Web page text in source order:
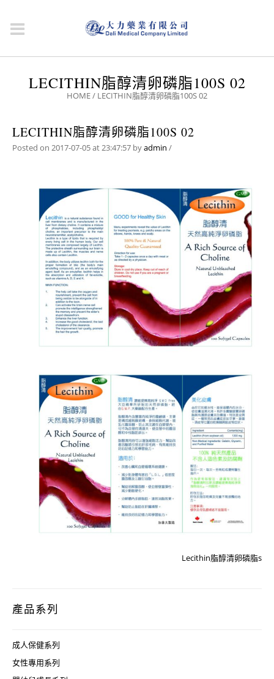
LECITHIN脂醇清卵磷脂100S 02
HOME/ LECITHIN脂醇清卵磷脂100S 02
LECITHIN脂醇清卵磷脂100S 02
Posted on 2017-07-05 at 23:47:57 byadmin /
Lecithin脂醇清卵磷脂s
產品系列
成人保健系列
女性專用系列